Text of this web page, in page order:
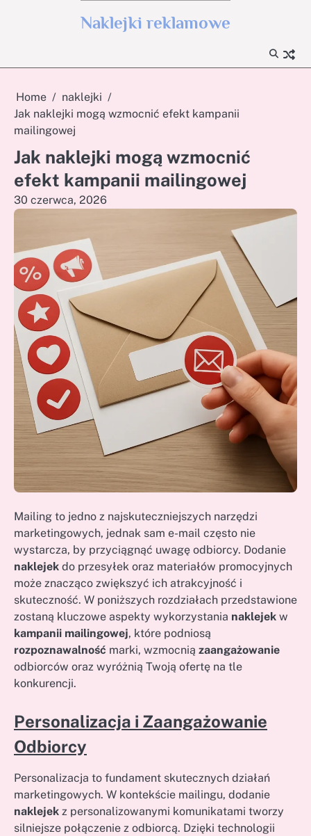
Naklejki reklamowe
Home
naklejki
Jak naklejki mogą wzmocnić efekt kampanii
mailingowej
Jak naklejki mogą wzmocnić
efekt kampanii mailingowej
30 czerwca, 2026
Mailing to jedno z najskuteczniejszych narzędzi
marketingowych, jednak sam e-mail często nie
wystarcza, by przyciągnąć uwagę odbiorcy. Dodanie
naklejek do przesyłek oraz materiałów promocyjnych
może znacząco zwiększyć ich atrakcyjność i
skuteczność. W poniższych rozdziałach przedstawione
zostaną kluczowe aspekty wykorzystania naklejek w
kampanii mailingowej, które podniosą
rozpoznawalność marki, wzmocnią zaangażowanie
odbiorców oraz wyróżnią Twoją ofertę na tle
konkurencji.
Personalizacja i Zaangażowanie
Odbiorcy
Personalizacja to fundament skutecznych działań
marketingowych. W kontekście mailingu, dodanie
naklejek z personalizowanymi komunikatami tworzy
silniejsze połączenie z odbiorcą. Dzięki technologii